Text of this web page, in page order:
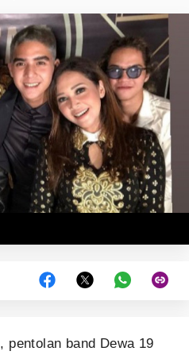
, pentolan band Dewa 19